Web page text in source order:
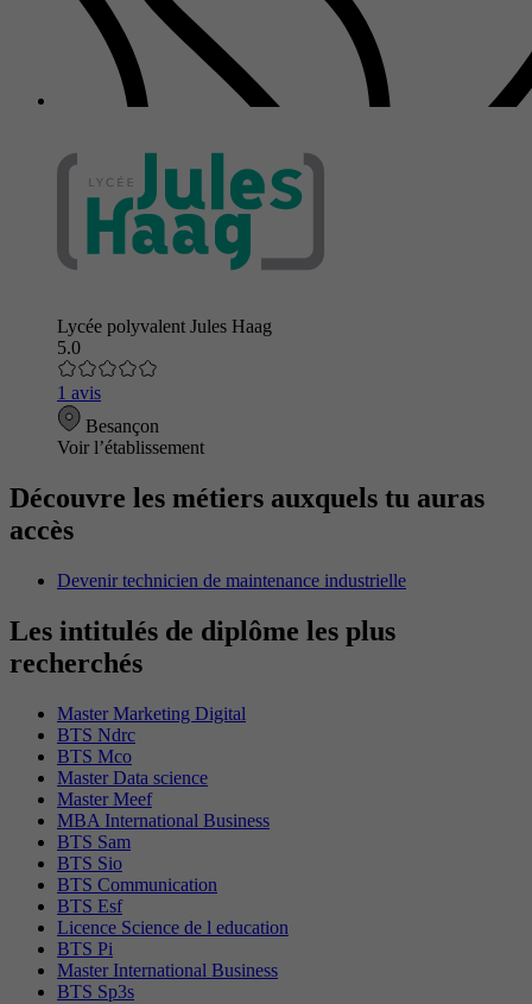
Lycée polyvalent Jules Haag
5.0
1 avis
Besançon
Voir l’établissement
Découvre les métiers auxquels tu auras
accès
Devenir technicien de maintenance industrielle
Les intitulés de diplôme les plus
recherchés
Master Marketing Digital
BTS Ndrc
BTS Mco
Master Data science
Master Meef
MBA International Business
BTS Sam
BTS Sio
BTS Communication
BTS Esf
Licence Science de l education
BTS Pi
Master International Business
BTS Sp3s